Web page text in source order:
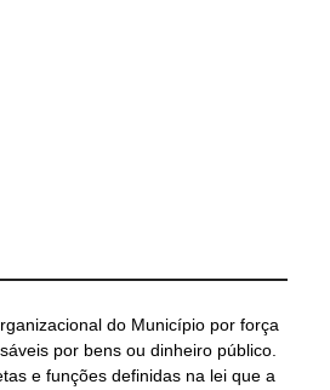
do Município por força
por bens ou dinheiro público.
e funções definidas na lei que a